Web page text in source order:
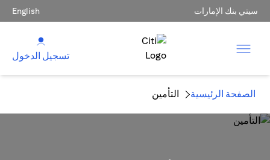
سيتي بنك الإمارات English
تسجيل الدخول
الصفحة الرئيسية التأمين